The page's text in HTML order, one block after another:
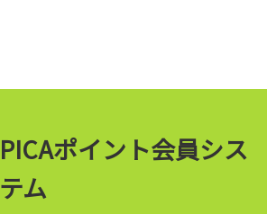
PICAポイント会員シス
テム